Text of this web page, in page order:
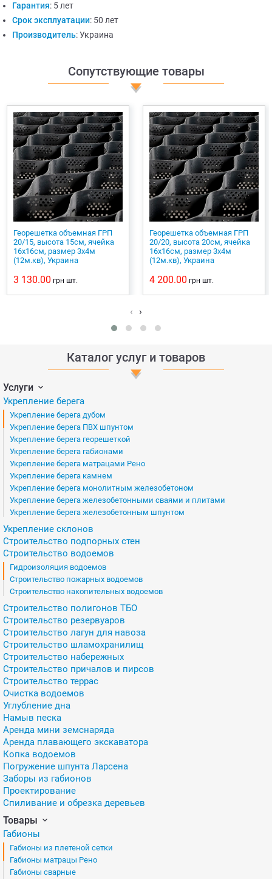
Гарантия: 5 лет
Срок эксплуатации: 50 лет
Производитель:Украина
Сопутствующие товары
Георешетка объемная ГРП
20/15, высота 15см, ячейка
16х16см, размер 3х4м
(12м.кв), Украина
3 130.00 грн шт.
Георешетка объемная ГРП
20/20, высота 20см, ячейка
16х16см, размер 3х4м
(12м.кв), Украина
4 200.00 грн шт.
‹ ›
Каталог услуг и товаров
Услуги
Укрепление берега
Укрепление берега дубом
Укрепление берега ПВХ шпунтом
Укрепление берега георешеткой
Укрепление берега габионами
Укрепление берега матрацами Рено
Укрепление берега камнем
Укрепление берега монолитным железобетоном
Укрепление берега железобетонными сваями и плитами
Укрепление берега железобетонным шпунтом
Укрепление склонов
Строительство подпорных стен
Строительство водоемов
Гидроизоляция водоемов
Строительство пожарных водоемов
Строительство накопительных водоемов
Строительство полигонов ТБО
Строительство резервуаров
Строительство лагун для навоза
Строительство шламохранилищ
Строительство набережных
Строительство причалов и пирсов
Строительство террас
Очистка водоемов
Углубление дна
Намыв песка
Аренда мини земснаряда
Аренда плавающего экскаватора
Копка водоемов
Погружение шпунта Ларсена
Заборы из габионов
Проектирование
Спиливание и обрезка деревьев
Товары
Габионы
Габионы из плетеной сетки
Габионы матрацы Рено
Габионы сварные